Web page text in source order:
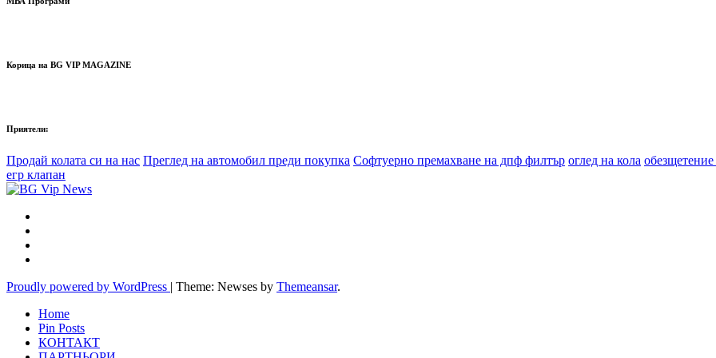
Корица на BG VIP MAGAZINE
Приятели:
Продай колата си на нас Преглед на автомобил преди покупка Софтуерно премахване на дпф филтър оглед на кола
егр клапан
Proudly powered by WordPress | Theme: Newses by Themeansar.
Home
Pin Posts
КОНТАКТ